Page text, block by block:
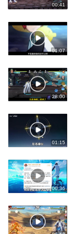
00:41
01:07
28:00
01:15
00:36